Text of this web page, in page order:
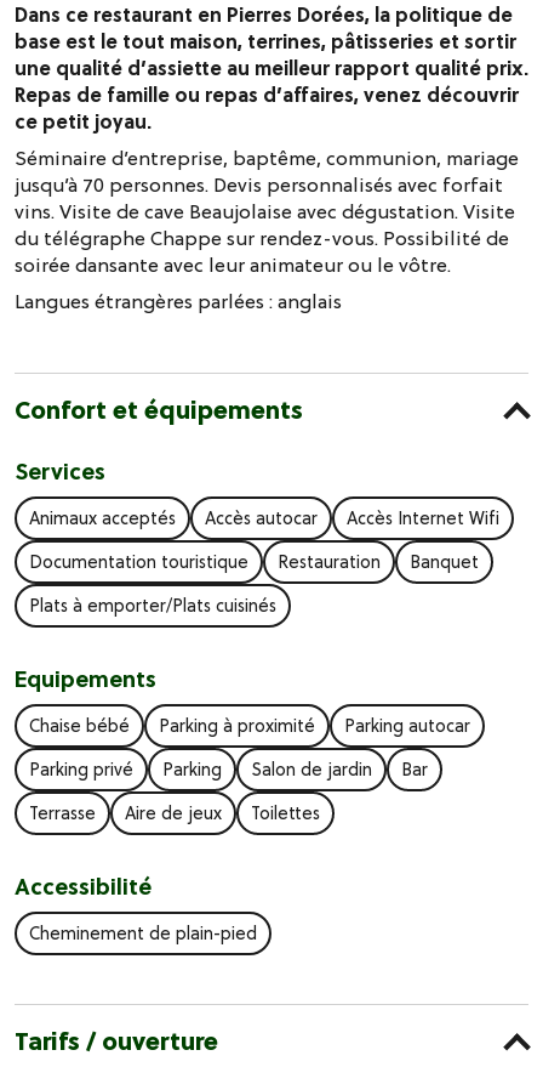
Dans ce restaurant en Pierres Dorées, la politique de
base est le tout maison, terrines, pâtisseries et sortir
une qualité d’assiette au meilleur rapport qualité prix.
Repas de famille ou repas d’affaires, venez découvrir
ce petit joyau.
Séminaire d’entreprise, baptême, communion, mariage
jusqu’à 70 personnes. Devis personnalisés avec forfait
vins. Visite de cave Beaujolaise avec dégustation. Visite
du télégraphe Chappe sur rendez-vous. Possibilité de
soirée dansante avec leur animateur ou le vôtre.
Langues étrangères parlées :anglais
Confort et équipements
Services
Animaux acceptés Accès autocar
Accès Internet Wifi
Documentation touristique
Restauration
Banquet
Plats à emporter/Plats cuisinés
Equipements
Chaise bébé Parking à proximité
Parking autocar
Parking privé
Parking Salon de jardin
Bar
Terrasse
Aire de jeux Toilettes
Accessibilité
Cheminement de plain-pied
Tarifs / ouverture